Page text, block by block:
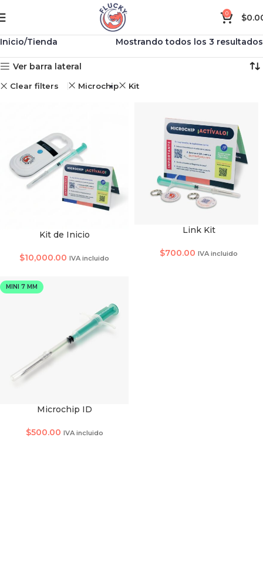
0 $
Inicio Tienda Mostrando todos los 3 resultados
Ver barra lateral
Clear filters Microchip Kit
Kit de Inicio
$10,000.00 IVA incluido
Link Kit
$700.00 IVA incluido
MINI 7 MM
Microchip ID
$500.00 IVA incluido